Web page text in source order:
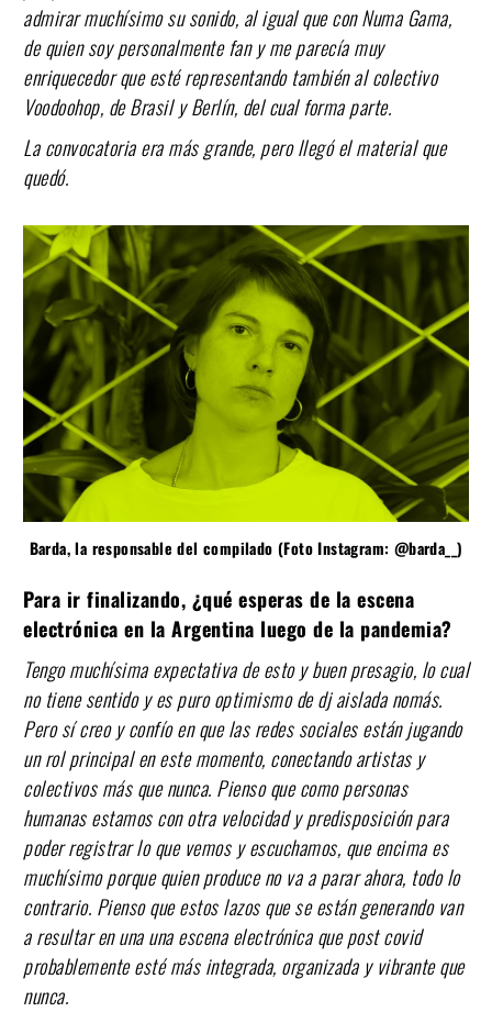
admirar muchísimo su sonido, al igual que con Numa Gama,
de quien soy personalmente fan y me parecía muy
enriquecedor que esté representando también al colectivo
Voodoohop, de Brasil y Berlín, del cual forma parte.
La convocatoria era más grande, pero llegó el material que
quedó.
Barda, la responsable del compilado (Foto Instagram: @barda__)
Para ir finalizando, ¿qué esperas de la escena
electrónica en la Argentina luego de la pandemia?
Tengo muchísima expectativa de esto y buen presagio, lo cual
no tiene sentido y es puro optimismo de dj aislada nomás.
Pero sí creo y confío en que las redes sociales están jugando
un rol principal en este momento, conectando artistas y
colectivos más que nunca. Pienso que como personas
humanas estamos con otra velocidad y predisposición para
poder registrar lo que vemos y escuchamos, que encima es
muchísimo porque quien produce no va a parar ahora, todo lo
contrario. Pienso que estos lazos que se están generando van
a resultar en una una escena electrónica que post covid
probablemente esté más integrada, organizada y vibrante que
nunca.